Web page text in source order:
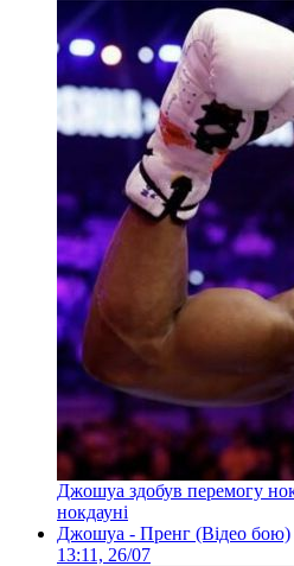
Джошуа здобув перемогу
нокдауні
Джошуа - Пренг (Відео бою)
13:11, 26/07